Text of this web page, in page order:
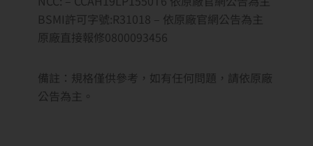
BSMI許可字號:R31018 – 依原廠官網公告為主
原廠直接報修0800093456
備註：規格僅供參考，如有任何問題，請依原廠
公告為主。